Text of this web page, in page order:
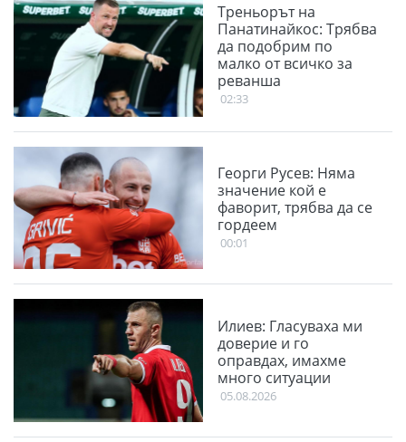
Треньорът на
Панатинайкос: Трябва
да подобрим по
малко от всичко за
реванша
02:33
Георги Русев: Няма
значение кой е
фаворит, трябва да се
гордеем
00:01
Илиев: Гласуваха ми
доверие и го
оправдах, имахме
много ситуации
05.08.2026